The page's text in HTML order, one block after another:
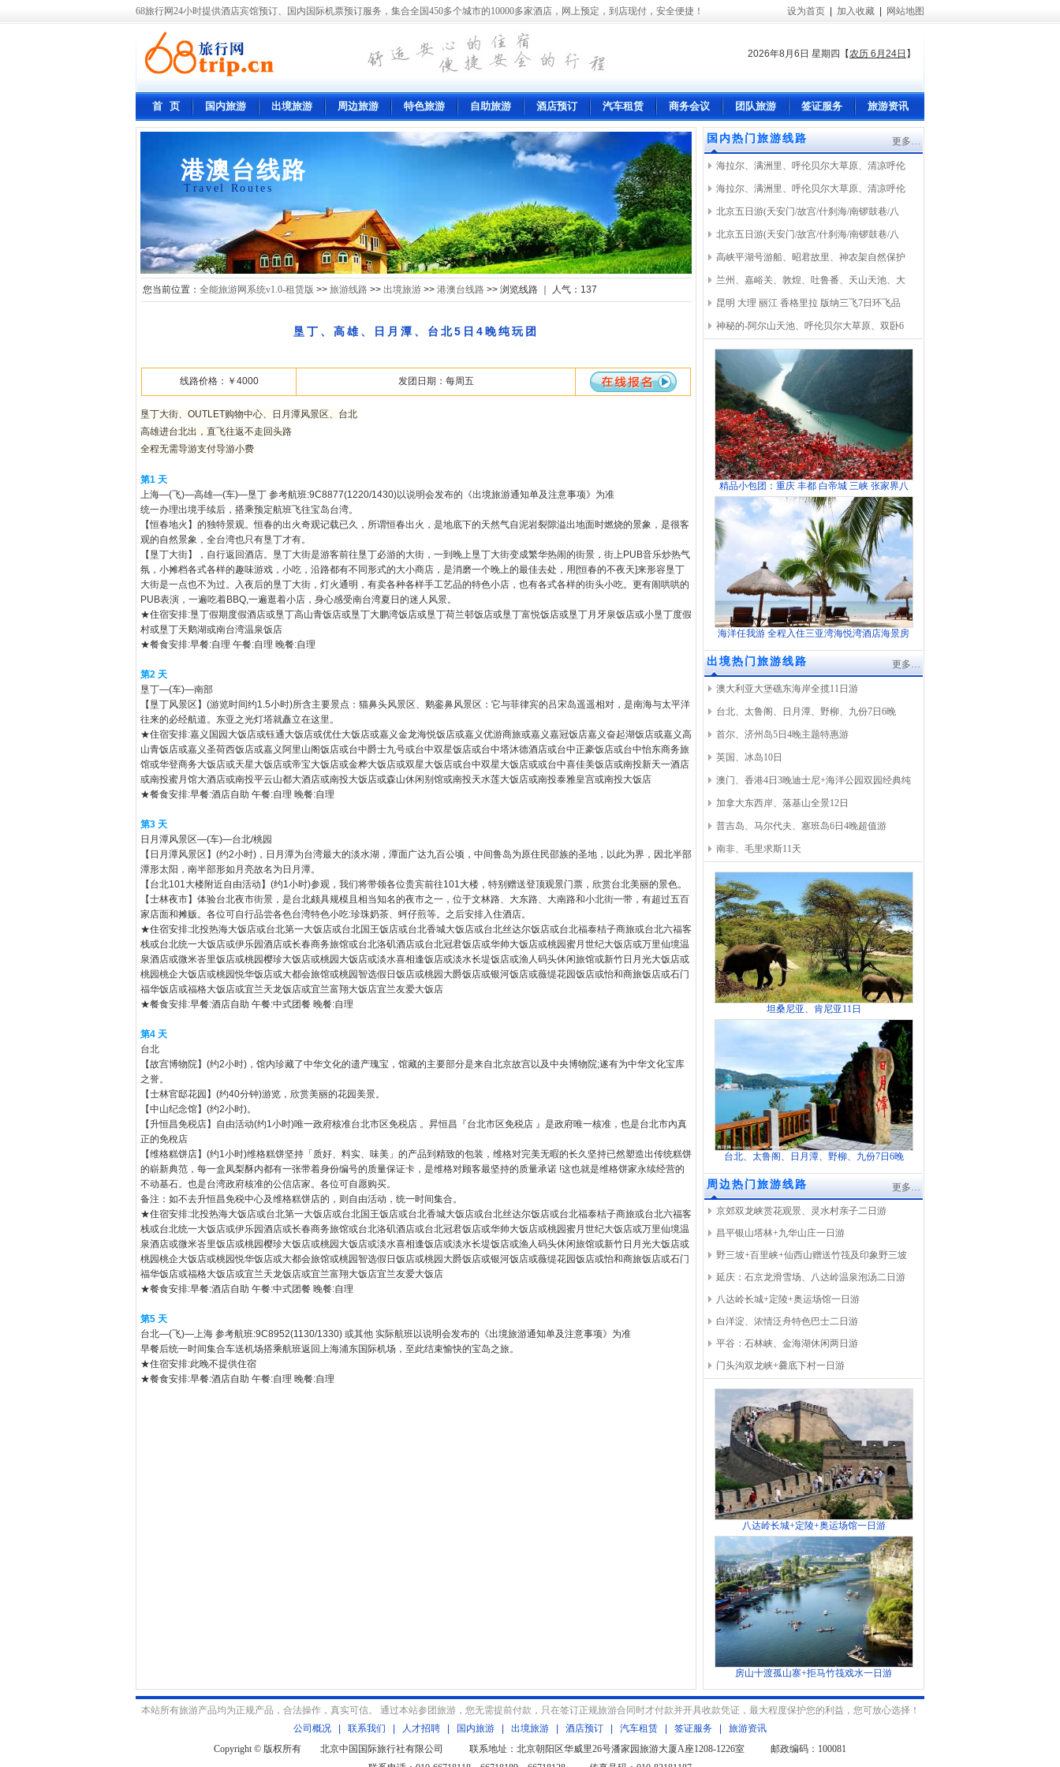
68旅行网24小时提供酒店宾馆预订、国内国际机票预订服务，集合全国450多个城市的10000多家酒店，网上预定，到店现付，安全便捷！ 设为首页 加入收藏 网站地图
2026年8月6日 星期四 【农历 6月24日 】
首 页 国内旅游 出境旅游 周边旅游 特色旅游 自助旅游 酒店预订 汽车租赁 商务会议 团队旅游 签证服务 旅游资讯
港澳台线路
Travel Routes
您当前位置： 全能旅游网系统v1.0-租赁版 >> 旅游线路 >> 出境旅游 >> 港澳台线路 >> 浏览线路 ｜ 人气： 137
垦丁、高雄、日月潭、台北5日4晚纯玩团
线路价格：￥4000 发团日期：每周五
垦丁大街、OUTLET购物中心、日月潭风景区、台北
高雄进台北出，直飞往返不走回头路
全程无需导游支付导游小费
第1 天
上海—(飞)—高雄—(车)—垦丁 参考航班:9C8877(1220/1430)以说明会发布的《出境旅游通知单及注意事项》为准
统一办理出境手续后，搭乘预定航班飞往宝岛台湾。
【恒春地火】的独特景观。恒春的出火奇观记载已久，所谓恒春出火，是地底下的天然气自泥岩裂隙溢出地面时燃烧的景象，是很客
观的自然景象，全台湾也只有垦丁才有。
【垦丁大街】，自行返回酒店。垦丁大街是游客前往垦丁必游的大街，一到晚上垦丁大街变成繁华热闹的街景，街上PUB音乐炒热气
氛，小摊档各式各样的趣味游戏，小吃，沿路都有不同形式的大小商店，是消磨一个晚上的最佳去处，用[恒春的不夜天]来形容垦丁
大街是一点也不为过。入夜后的垦丁大街，灯火通明，有卖各种各样手工艺品的特色小店，也有各式各样的街头小吃。更有闹哄哄的
PUB表演，一遍吃着BBQ,一遍逛着小店，身心感受南台湾夏日的迷人风景。
★住宿安排:垦丁假期度假酒店或垦丁高山青饭店或垦丁大鹏湾饭店或垦丁荷兰邨饭店或垦丁富悦饭店或垦丁月牙泉饭店或小垦丁度假
村或垦丁天鹅湖或南台湾温泉饭店
★餐食安排:早餐:自理 午餐:自理 晚餐:自理
第2 天
垦丁—(车)—南部
【垦丁风景区】(游览时间约1.5小时)所含主要景点：猫鼻头风景区、鹅銮鼻风景区：它与菲律宾的吕宋岛遥遥相对，是南海与太平洋
往来的必经航道。东亚之光灯塔就矗立在这里。
★住宿安排:嘉义国园大饭店或钰通大饭店或优仕大饭店或嘉义金龙海悦饭店或嘉义优游商旅或嘉义嘉冠饭店嘉义奋起湖饭店或嘉义高
山青饭店或嘉义圣荷西饭店或嘉义阿里山阁饭店或台中爵士九号或台中双星饭店或台中塔沐德酒店或台中正豪饭店或台中怡东商务旅
馆或华登商务大饭店或天星大饭店或帝宝大饭店或金桦大饭店或双星大饭店或台中双星大饭店或或台中喜佳美饭店或南投新天一酒店
或南投蜜月馆大酒店或南投平云山都大酒店或南投大饭店或森山休闲别馆或南投天水莲大饭店或南投泰雅皇宫或南投大饭店
★餐食安排:早餐:酒店自助 午餐:自理 晚餐:自理
第3 天
日月潭风景区—(车)—台北/桃园
【日月潭风景区】(约2小时)，日月潭为台湾最大的淡水湖，潭面广达九百公顷，中间鲁岛为原住民邵族的圣地，以此为界，因北半部
潭形太阳，南半部形如月亮故名为日月潭。
【台北101大楼附近自由活动】(约1小时)参观，我们将带领各位贵宾前往101大楼，特别赠送登顶观景门票，欣赏台北美丽的景色。
【士林夜市】体验台北夜市街景，是台北颇具规模且相当知名的夜市之一，位于文林路、大东路、大南路和小北街一带，有超过五百
家店面和摊贩。各位可自行品尝各色台湾特色小吃:珍珠奶茶、蚵仔煎等。之后安排入住酒店。
★住宿安排:北投热海大饭店或台北第一大饭店或台北国王饭店或台北香城大饭店或台北丝达尔饭店或台北福泰桔子商旅或台北六福客
栈或台北统一大饭店或伊乐园酒店或长春商务旅馆或台北洛矶酒店或台北冠君饭店或华帅大饭店或桃园蜜月世纪大饭店或万里仙境温
泉酒店或微米峇里饭店或桃园樱珍大饭店或桃园大饭店或淡水喜相逢饭店或淡水长堤饭店或渔人码头休闲旅馆或新竹日月光大饭店或
桃园桃企大饭店或桃园悦华饭店或大都会旅馆或桃园智选假日饭店或桃园大爵饭店或银河饭店或薇缇花园饭店或怡和商旅饭店或石门
福华饭店或福格大饭店或宜兰天龙饭店或宜兰富翔大饭店宜兰友爱大饭店
★餐食安排:早餐:酒店自助 午餐:中式团餐 晚餐:自理
第4 天
台北
【故宫博物院】(约2小时)，馆内珍藏了中华文化的遗产瑰宝，馆藏的主要部分是来自北京故宫以及中央博物院;遂有为中华文化宝库
之誉。
【士林官邸花园】(约40分钟)游览，欣赏美丽的花园美景。
【中山纪念馆】(约2小时)。
【升恒昌免税店】自由活动(约1小时)唯一政府核准台北市区免税店 。昇恒昌『台北市区免税店 』是政府唯一核准，也是台北市內真
正的免稅店
【维格糕饼店】(约1小时)维格糕饼坚持「质好、料实、味美」的产品到精致的包装，维格对完美无暇的长久坚持已然塑造出传统糕饼
的崭新典范，每一盒凤梨酥内都有一张带着身份编号的质量保证卡，是维格对顾客最坚持的质量承诺 !这也就是维格饼家永续经营的
不动基石。也是台湾政府核准的公信店家。各位可自愿购买。
备注：如不去升恒昌免税中心及维格糕饼店的，则自由活动，统一时间集合。
★住宿安排:北投热海大饭店或台北第一大饭店或台北国王饭店或台北香城大饭店或台北丝达尔饭店或台北福泰桔子商旅或台北六福客
栈或台北统一大饭店或伊乐园酒店或长春商务旅馆或台北洛矶酒店或台北冠君饭店或华帅大饭店或桃园蜜月世纪大饭店或万里仙境温
泉酒店或微米峇里饭店或桃园樱珍大饭店或桃园大饭店或淡水喜相逢饭店或淡水长堤饭店或渔人码头休闲旅馆或新竹日月光大饭店或
桃园桃企大饭店或桃园悦华饭店或大都会旅馆或桃园智选假日饭店或桃园大爵饭店或银河饭店或薇缇花园饭店或怡和商旅饭店或石门
福华饭店或福格大饭店或宜兰天龙饭店或宜兰富翔大饭店宜兰友爱大饭店
★餐食安排:早餐:酒店自助 午餐:中式团餐 晚餐:自理
第5 天
台北—(飞)—上海 参考航班:9C8952(1130/1330) 或其他 实际航班以说明会发布的《出境旅游通知单及注意事项》为准
早餐后统一时间集合车送机场搭乘航班返回上海浦东国际机场，至此结束愉快的宝岛之旅。
★住宿安排:此晚不提供住宿
★餐食安排:早餐:酒店自助 午餐:自理 晚餐:自理
国内热门旅游线路 更多…
海拉尔、满洲里、呼伦贝尔大草原、清凉呼伦
海拉尔、满洲里、呼伦贝尔大草原、清凉呼伦
北京五日游(天安门/故宫/什刹海/南锣鼓巷/八
北京五日游(天安门/故宫/什刹海/南锣鼓巷/八
高峡平湖号游船、昭君故里、神农架自然保护
兰州、嘉峪关、敦煌、吐鲁番、天山天池、大
昆明 大理 丽江 香格里拉 版纳三飞7日环飞品
神秘的-阿尔山天池、呼伦贝尔大草原、双卧6
精品小包团：重庆 丰都 白帝城 三峡 张家界八
海洋任我游 全程入住三亚湾海悦湾酒店海景房
出境热门旅游线路 更多…
澳大利亚大堡礁东海岸全揽11日游
台北、太鲁阁、日月潭、野柳、九份7日6晚
首尔、济州岛5日4晚主题特惠游
英国、冰岛10日
澳门、香港4日3晚迪士尼+海洋公园双园经典纯
加拿大东西岸、落基山全景12日
普吉岛、马尔代夫、塞班岛6日4晚超值游
南非、毛里求斯11天
坦桑尼亚、肯尼亚11日
台北、太鲁阁、日月潭、野柳、九份7日6晚
周边热门旅游线路 更多…
京郊双龙峡赏花观景、灵水村亲子二日游
昌平银山塔林+九华山庄一日游
野三坡+百里峡+仙西山赠送竹筏及印象野三坡
延庆：石京龙滑雪场、八达岭温泉泡汤二日游
八达岭长城+定陵+奥运场馆一日游
白洋淀、浓情泛舟特色巴士二日游
平谷：石林峡、金海湖休闲两日游
门头沟双龙峡+爨底下村一日游
八达岭长城+定陵+奥运场馆一日游
房山十渡孤山寨+拒马竹筏戏水一日游
本站所有旅游产品均为正规产品，合法操作，真实可信。 通过本站参团旅游，您无需提前付款，只在签订正规旅游合同时才付款并开具收款凭证，最大程度保护您的利益，您可放心选择！
公司概况
联系我们 人才招聘 国内旅游 出境旅游 酒店预订 汽车租赁 签证服务
旅游资讯
Copyright © 版权所有 北京中国国际旅行社有限公司 联系地址：北京朝阳区华威里26号潘家园旅游大厦A座1208-1226室 邮政编码：100081